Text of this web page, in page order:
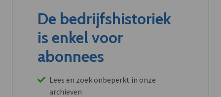
De bedrijfshistoriek
is enkel voor
abonnees
Lees en zoek onbeperkt in onze
archieven